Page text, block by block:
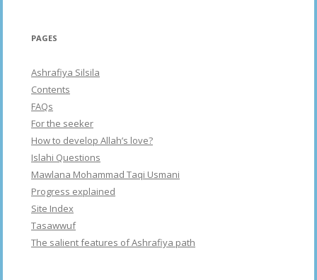
PAGES
Ashrafiya Silsila
Contents
FAQs
For the seeker
How to develop Allah’s love?
Islahi Questions
Mawlana Mohammad Taqi Usmani
Progress explained
Site Index
Tasawwuf
The salient features of Ashrafiya path